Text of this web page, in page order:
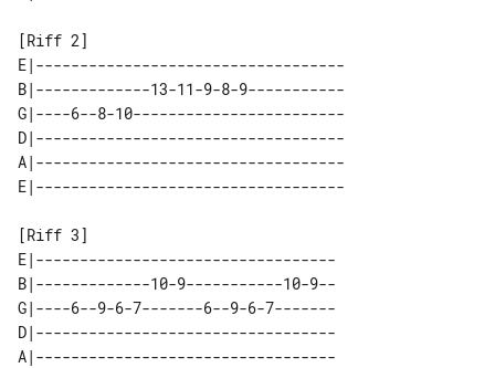
E|-----------------------------------
B|-------------13-11-9-8-9-----------
G|----6--8-10------------------------
D|-----------------------------------
A|-----------------------------------
E|----------------------------------
B|-------------10-9-----------10-9--
G|----6--9-6-7-------6--9-6-7-------
D|----------------------------------
A|----------------------------------